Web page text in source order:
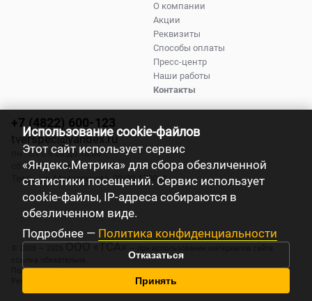
О компании
Акции
Реквизиты
Способы оплаты
Пресс-центр
Наши работы
Контакты
+7 (4822) 600-123
tverspec@yandex.ru
пн - пт с 9:00 до 18:00
сб - вс с 9:00 до 17:00
Тверь,ул. Маяковского, 39/89 170019
ООО «ТСА»
Политика конфиденциальности
Использование cookie-файлов
Этот сайт использует сервис
«Яндекс.Метрика» для сбора обезличенной
статистики посещений. Сервис использует
cookie-файлы, IP-адреса собираются в
обезличенном виде.
Подробнее — Политика конфиденциальности
Отказаться
Принять